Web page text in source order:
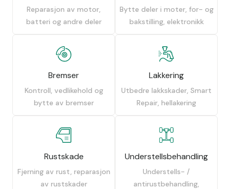
Reparasjon av motor,
batteri og andre deler
Bytte deler i moter, for- og
bakstilling, elektronikk
Bremser
Kontroll, vedlikehold og
bytte av bremser
Lakkering
Utbedre lakkskader, Smart
Repair, hellakering
Rustskade
Fjerning av rust, reparasjon
av rustskader
Understellsbehandling
Understells- /
antirustbehandling,